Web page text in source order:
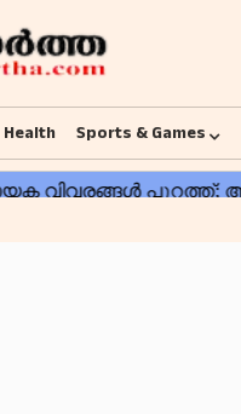
Health Sports & Games